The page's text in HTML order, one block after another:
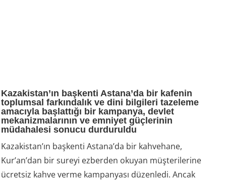
Kazakistan’ın başkenti Astana’da bir kafenin
toplumsal farkındalık ve dini bilgileri tazeleme
amacıyla başlattığı bir kampanya, devlet
mekanizmalarının ve emniyet güçlerinin
müdahalesi sonucu durduruldu
Kazakistan’ın başkenti Astana’da bir kahvehane,
Kur’an’dan bir sureyi ezberden okuyan müşterilerine
ücretsiz kahve verme kampanyası düzenledi. Ancak